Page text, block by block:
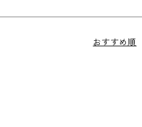
おすすめ順